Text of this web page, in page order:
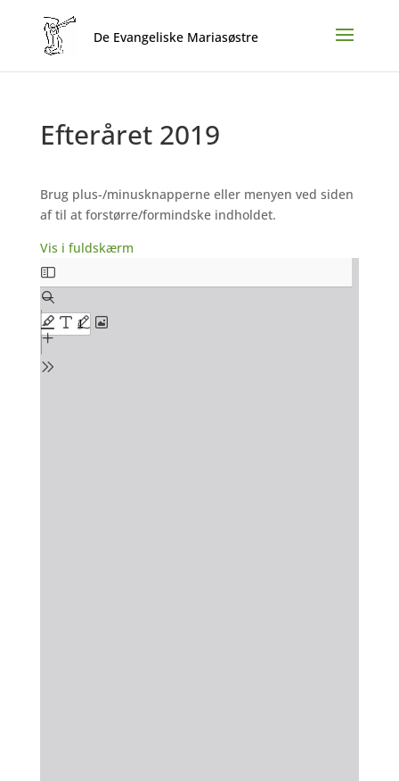
Efteråret 2019
Brug plus-/minusknapperne eller menyen ved siden
af til at forstørre/formindske indholdet.
Vis i fuldskærm
Skip
to
PDF
content